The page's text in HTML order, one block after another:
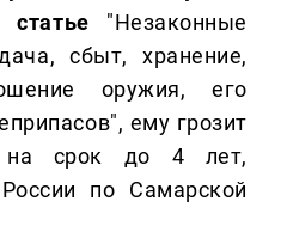
статье "Незаконные
сбыт, хранение,
оружия, его
ему грозит
на срок до 4 лет,
по Самарской